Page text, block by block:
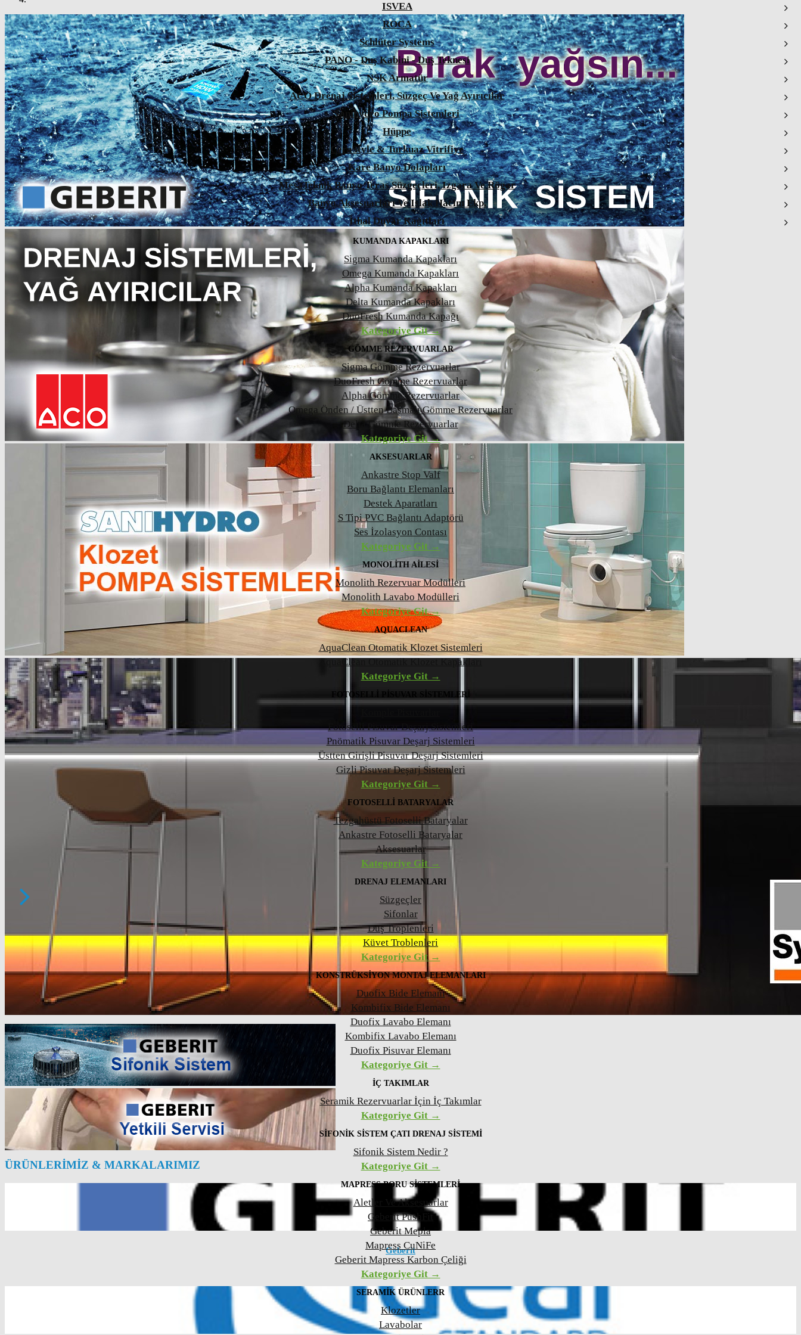
ISVEA
ROCA
Schlüter Systems
PANO - Duş Kabini - Duş Teknesi
NSK Armatür
ACO Drenaj Sistemleri, Süzgeç Ve Yağ Ayırıcılar
Sanihydro Pompa Sistemleri
Hüppe
CeraStyle & Turkuaz Vitrifiye
Kare Banyo Dolapları
MesaTeknik Banyo Teras Süzgeçleri, Izgara Ve Rögar
Banyo Aksesuarları Ve Islak Hacim Ekp.
İthal Duvar Kağıtları
KUMANDA KAPAKLARI
Sigma Kumanda Kapakları
Omega Kumanda Kapakları
Alpha Kumanda Kapakları
Delta Kumanda Kapakları
DuoFresh Kumanda Kapağı
Kategoriye Git →
GÖMME REZERVUARLAR
Sigma Gömme Rezervuarlar
DuoFresh Gömme Rezervuarlar
Alpha Gömme Rezervuarlar
Omega Önden / Üstten Basmalı Gömme Rezervuarlar
Delta Gömme Rezervuarlar
Kategoriye Git →
AKSESUARLAR
Ankastre Stop Valf
Boru Bağlantı Elemanları
Destek Aparatları
S Tipi PVC Bağlantı Adaptörü
Ses İzolasyon Contası
Kategoriye Git →
MONOLITH AILESI
Monolith Rezervuar Modülleri
Monolith Lavabo Modülleri
Kategoriye Git →
AQUACLEAN
AquaClean Otomatik Klozet Sistemleri
AquaClean Otomatik Klozet Kapakları
Kategoriye Git →
FOTOSELLI PISUVAR SISTEMLERI
Fotoselli Pisuvar Deşarj Sistemleri
Pnömatik Pisuvar Deşarj Sistemleri
Üstten Girişli Pisuvar Deşarj Sistemleri
Gizli Pisuvar Deşarj Sistemleri
Kategoriye Git →
FOTOSELLI BATARYALAR
Tezgahüstü Fotoselli Bataryalar
Ankastre Fotoselli Bataryalar
Aksesuarlar
Kategoriye Git →
DRENAJ ELEMANLARI
Süzgeçler
Sifonlar
Duş Troplenleri
Küvet Troblenleri
Kategoriye Git →
KONSTRÜKSIYON MONTAJ ELEMANLARI
Duofix Bide Elemanı
Kombifix Bide Elemanı
Duofix Lavabo Elemanı
Kombifix Lavabo Elemanı
Duofix Pisuvar Elemanı
Kategoriye Git →
İÇ TAKIMLAR
Seramik Rezervuarlar İçin İç Takımlar
Kategoriye Git →
SIFONIK SISTEM ÇATI DRENAJ SISTEMI
Sifonik Sistem Nedir ?
Kategoriye Git →
MAPRESS BORU SISTEMLERI
Aletler Ve Aksesuarlar
Geberit PushFit
Geberit Mepla
Mapress CuNiFe
Geberit Mapress Karbon Çeliği
Kategoriye Git →
SERAMIK ÜRÜNLERR
Klozetler
Lavabolar
ÜRÜNLERIMIZ & MARKALARIMIZ
Geberit